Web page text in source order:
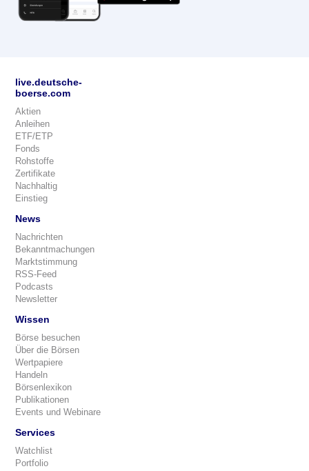
live.deutsche-
boerse.com
Aktien
Anleihen
ETF/ETP
Fonds
Rohstoffe
Zertifikate
Nachhaltig
Einstieg
News
Nachrichten
Bekanntmachungen
Marktstimmung
RSS-Feed
Podcasts
Newsletter
Wissen
Börse besuchen
Über die Börsen
Wertpapiere
Handeln
Börsenlexikon
Publikationen
Events und Webinare
Services
Watchlist
Portfolio